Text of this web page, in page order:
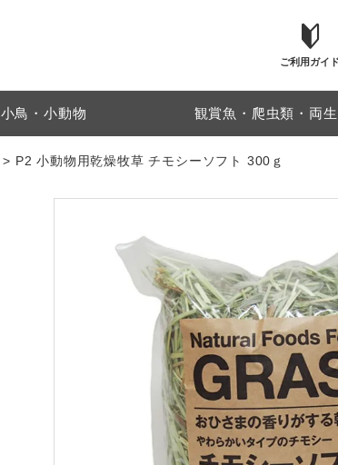
ご利用ガイド
小鳥・小動物 観賞魚・爬虫類・両
P2 小動物用乾燥牧草 チモシーソフト 300ｇ